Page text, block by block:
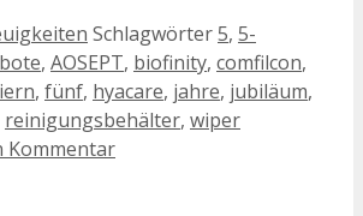
Schlagwörter5, 5-
, AOSEPT, biofinity, comfilcon,
, fünf, hyacare, jahre, jubiläum,
reinigungsbehälter, wiper
Kommentar